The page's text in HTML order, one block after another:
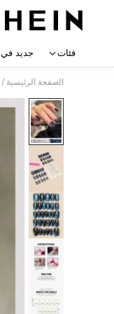
فئات جديد في
الصفحة الرئيسية /